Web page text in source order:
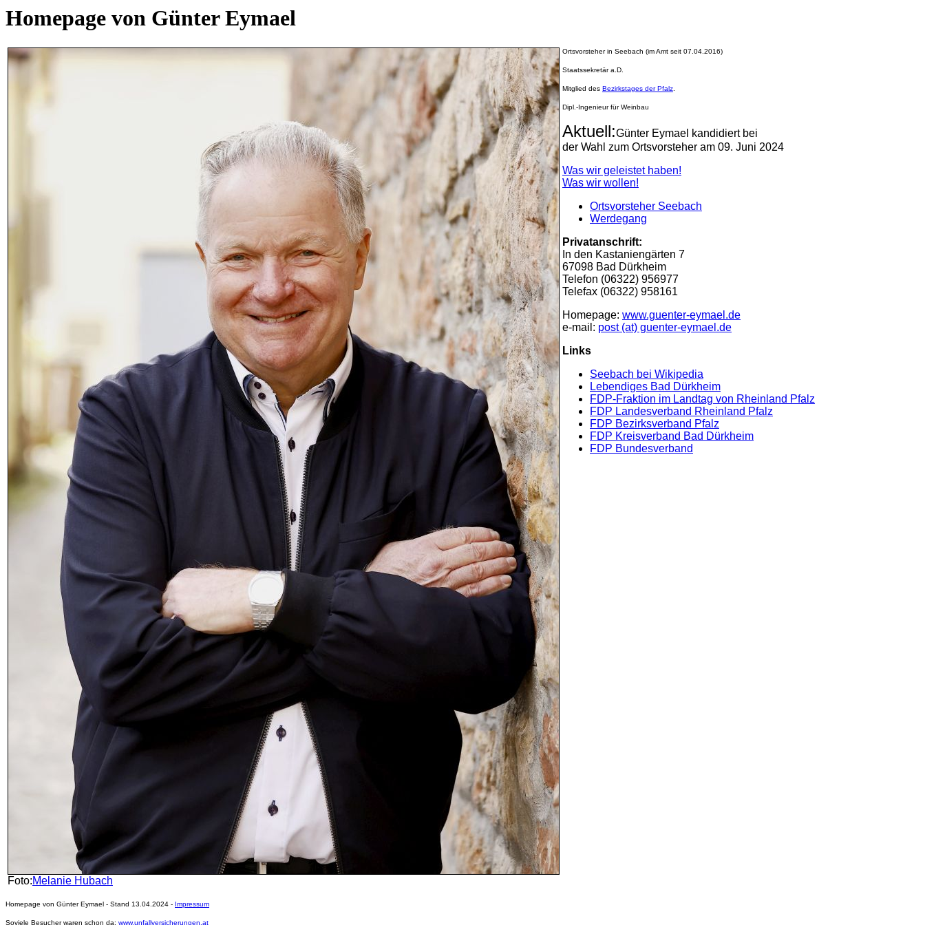
Homepage von Günter Eymael
Foto:Melanie Hubach
Ortsvorsteher in Seebach (im Amt seit 07.04.2016)
Staatssekretär a.D.
Mitglied des Bezirkstages der Pfalz.
Dipl.-Ingenieur für Weinbau
Aktuell:Günter Eymael kandidiert bei
der Wahl zum Ortsvorsteher am 09. Juni 2024
Was wir geleistet haben!
Was wir wollen!
Ortsvorsteher Seebach
Werdegang
Privatanschrift:
In den Kastaniengärten 7
67098 Bad Dürkheim
Telefon (06322) 956977
Telefax (06322) 958161
Homepage: www.guenter-eymael.de
e-mail: post (at) guenter-eymael.de
Links
Seebach bei Wikipedia
Lebendiges Bad Dürkheim
FDP-Fraktion im Landtag von Rheinland Pfalz
FDP Landesverband Rheinland Pfalz
FDP Bezirksverband Pfalz
FDP Kreisverband Bad Dürkheim
FDP Bundesverband
Homepage von Günter Eymael - Stand 13.04.2024 - Impressum
Soviele Besucher waren schon da: www.unfallversicherungen.at